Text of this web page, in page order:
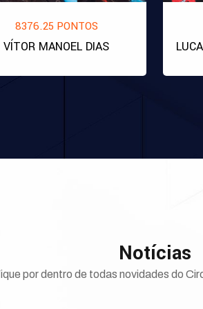
8376.25 PONTOS
VÍTOR MANOEL DIAS
Notícias
por dentro de todas novidades do